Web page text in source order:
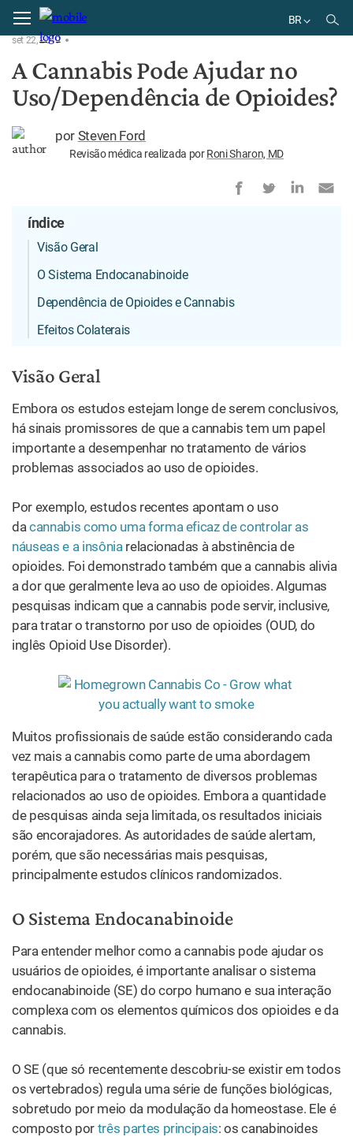
BR
Home Condição
set 22, 2019
A Cannabis Pode Ajudar no
Uso/Dependência de Opioides?
por Steven Ford
Revisão médica realizada porRoni Sharon, MD
índice
Visão Geral
O Sistema Endocanabinoide
Dependência de Opioides e Cannabis
Efeitos Colaterais
Visão Geral
Embora os estudos estejam longe de serem conclusivos,
há sinais promissores de que a cannabis tem um papel
importante a desempenhar no tratamento de vários
problemas associados ao uso de opioides.
Por exemplo, estudos recentes apontam o uso
dacannabis como uma forma eficaz de controlar as
náuseas e a insôniarelacionadas à abstinência de
opioides. Foi demonstrado também que a cannabis alivia
a dor que geralmente leva ao uso de opioides. Algumas
pesquisas indicam que a cannabis pode servir, inclusive,
para tratar o transtorno por uso de opioides (OUD, do
inglês Opioid Use Disorder).
Muitos profissionais de saúde estão considerando cada
vez mais a cannabis como parte de uma abordagem
terapêutica para o tratamento de diversos problemas
relacionados ao uso de opioides. Embora a quantidade
de pesquisas ainda seja limitada, os resultados iniciais
são encorajadores. As autoridades de saúde alertam,
porém, que são necessárias mais pesquisas,
principalmente estudos clínicos randomizados.
O Sistema Endocanabinoide
Para entender melhor como a cannabis pode ajudar os
usuários de opioides, é importante analisar o sistema
endocanabinoide (SE) do corpo humano e sua interação
complexa com os elementos químicos dos opioides e da
cannabis.
O SE (que só recentemente descobriu-se existir em todos
os vertebrados) regula uma série de funções biológicas,
sobretudo por meio da modulação da homeostase. Ele é
composto portrês partes principais: os canabinoides